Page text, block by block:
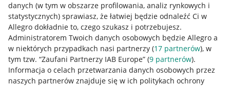
danych (w tym w obszarze profilowania, analiz rynkowych i
statystycznych) sprawiasz, że łatwiej będzie odnaleźć Ci w
Allegro dokładnie to, czego szukasz i potrzebujesz.
Administratorem Twoich danych osobowych będzie Allegro a
w niektórych przypadkach nasi partnerzy (17 partnerów), w
tym tzw. “Zaufani Partnerzy IAB Europe” (9 partnerów).
Informacja o celach przetwarzania danych osobowych przez
naszych partnerów znajduje się w ich politykach ochrony
Przydatne informacje